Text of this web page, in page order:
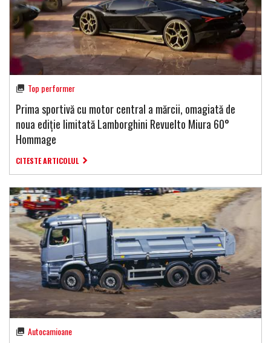
Top performer
Prima sportivă cu motor central a mărcii, omagiată de
noua ediție limitată Lamborghini Revuelto Miura 60°
Hommage
CITESTE ARTICOLUL
Autocamioane